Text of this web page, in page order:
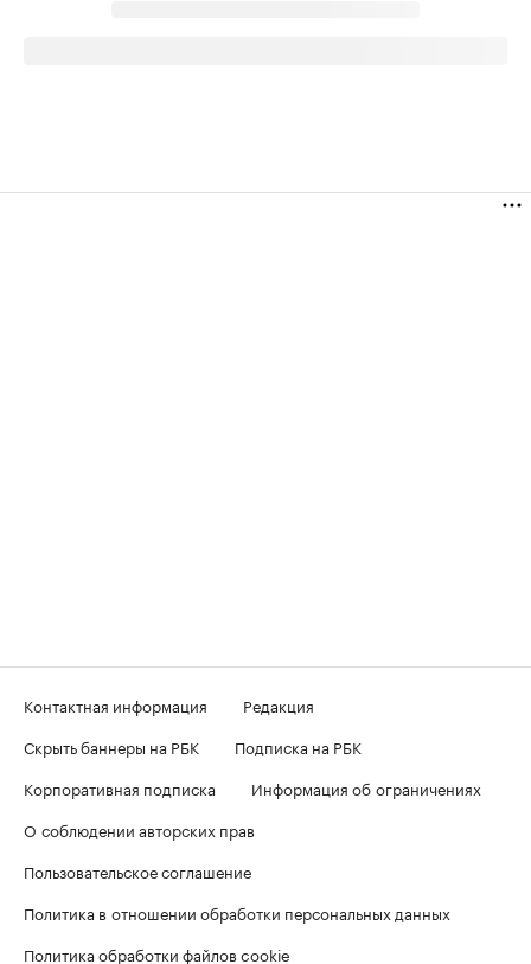
Контактная информация
Редакция
Скрыть баннеры на РБК
Подписка на РБК
Корпоративная подписка
Информация об ограничениях
О соблюдении авторских прав
Пользовательское соглашение
Политика в отношении обработки персональных данных
Политика обработки файлов cookie